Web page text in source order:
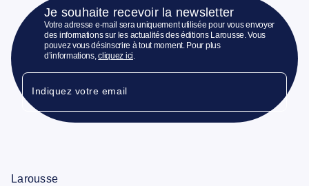
Je souhaite recevoir la newsletter
Votre adresse e-mail sera uniquement utilisée pour vous envoyer
des informations sur les actualités des éditions Larousse. Vous
pouvez vous désinscrire à tout moment. Pour plus
d’informations,cliquez ici.
Indiquez votre email
Larousse